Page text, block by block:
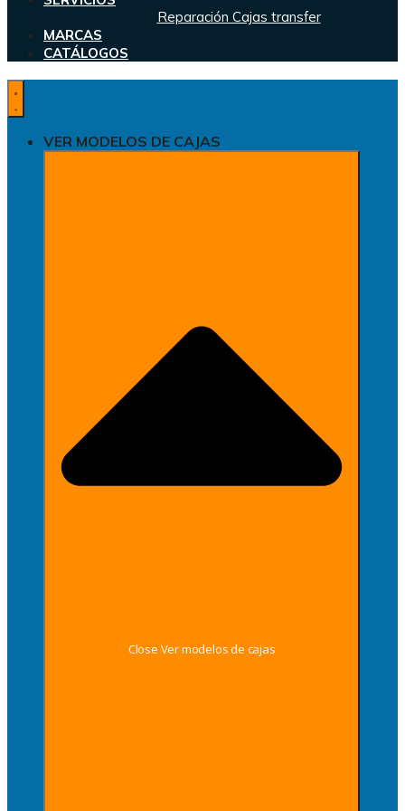
Reparación Cajas transfer
MARCAS
CATÁLOGOS
VER MODELOS DE CAJAS
Close Ver modelos de cajas